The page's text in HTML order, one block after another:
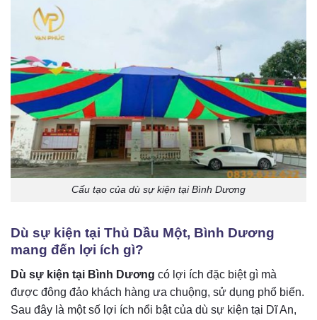
Cấu tạo của dù sự kiện tại Bình Dương
Dù sự kiện tại Thủ Dầu Một, Bình Dương
mang đến lợi ích gì?
Dù sự kiện tại Bình Dương có lợi ích đặc biệt gì mà
được đông đảo khách hàng ưa chuộng, sử dụng phổ biến.
Sau đây là một số lợi ích nổi bật của dù sự kiện tại Dĩ An,